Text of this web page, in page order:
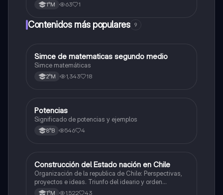
1°M 63 1
Contenidos más populares 9
Matemáticas
Simce de matematicas segundo medio
Simce matemáticas
2°M 1,343 18
Matemáticas
Potencias
Significado de potencias y ejemplos
8°B 546 4
Historia
Construcción del Estado nación en Chile
Organización de la republica de Chile: Perspectivas,
proyectos e ideas. Triunfo del ideario y orden
conservador. Constitución de 1833. "Era Portaliana"
1°M 1,522 43